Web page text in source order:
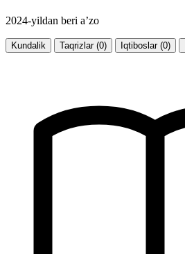
2024-yildan beri a’zo
Kundalik Taqrizlar (0) Iqtiboslar (0)